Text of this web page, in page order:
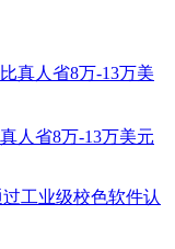
人省8万-13万美元